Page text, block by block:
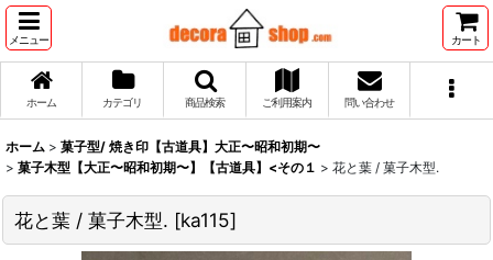
メニュー カート
ホーム カテゴリ 商品検索 ご利用案内 問い合わせ
ホーム > 菓子型/ 焼き印【古道具】大正〜昭和初期〜
> 菓子木型【大正〜昭和初期〜】【古道具】<その１ > 花と葉 / 菓子木型.
花と葉 / 菓子木型. [ka115]